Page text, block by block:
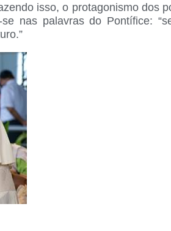
isso, o protagonismo dos
nas palavras do Pontífice: